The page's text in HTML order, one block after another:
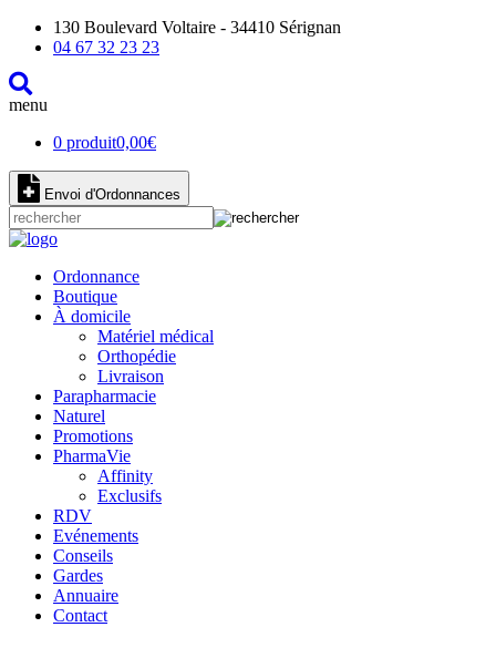
130 Boulevard Voltaire - 34410 Sérignan
04 67 32 23 23
menu
0 produit0,00€
Envoi d'Ordonnances
Ordonnance
Boutique
À domicile
Matériel médical
Orthopédie
Livraison
Parapharmacie
Naturel
Promotions
PharmaVie
Affinity
Exclusifs
RDV
Evénements
Conseils
Gardes
Annuaire
Contact